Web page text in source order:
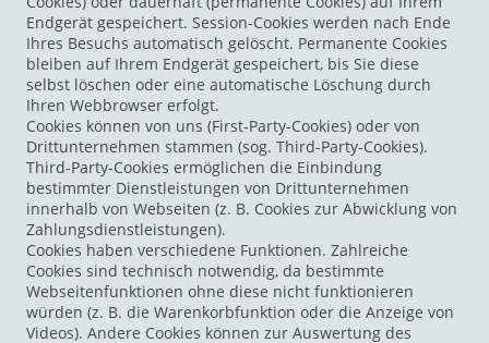
Endgerät gespeichert. Session-Cookies werden nach Ende
Ihres Besuchs automatisch gelöscht. Permanente Cookies
bleiben auf Ihrem Endgerät gespeichert, bis Sie diese
selbst löschen oder eine automatische Löschung durch
Ihren Webbrowser erfolgt.
Cookies können von uns (First-Party-Cookies) oder von
Drittunternehmen stammen (sog. Third-Party-Cookies).
Third-Party-Cookies ermöglichen die Einbindung
bestimmter Dienstleistungen von Drittunternehmen
innerhalb von Webseiten (z. B. Cookies zur Abwicklung von
Zahlungsdienstleistungen).
Cookies haben verschiedene Funktionen. Zahlreiche
Cookies sind technisch notwendig, da bestimmte
Webseitenfunktionen ohne diese nicht funktionieren
würden (z. B. die Warenkorbfunktion oder die Anzeige von
Videos). Andere Cookies können zur Auswertung des